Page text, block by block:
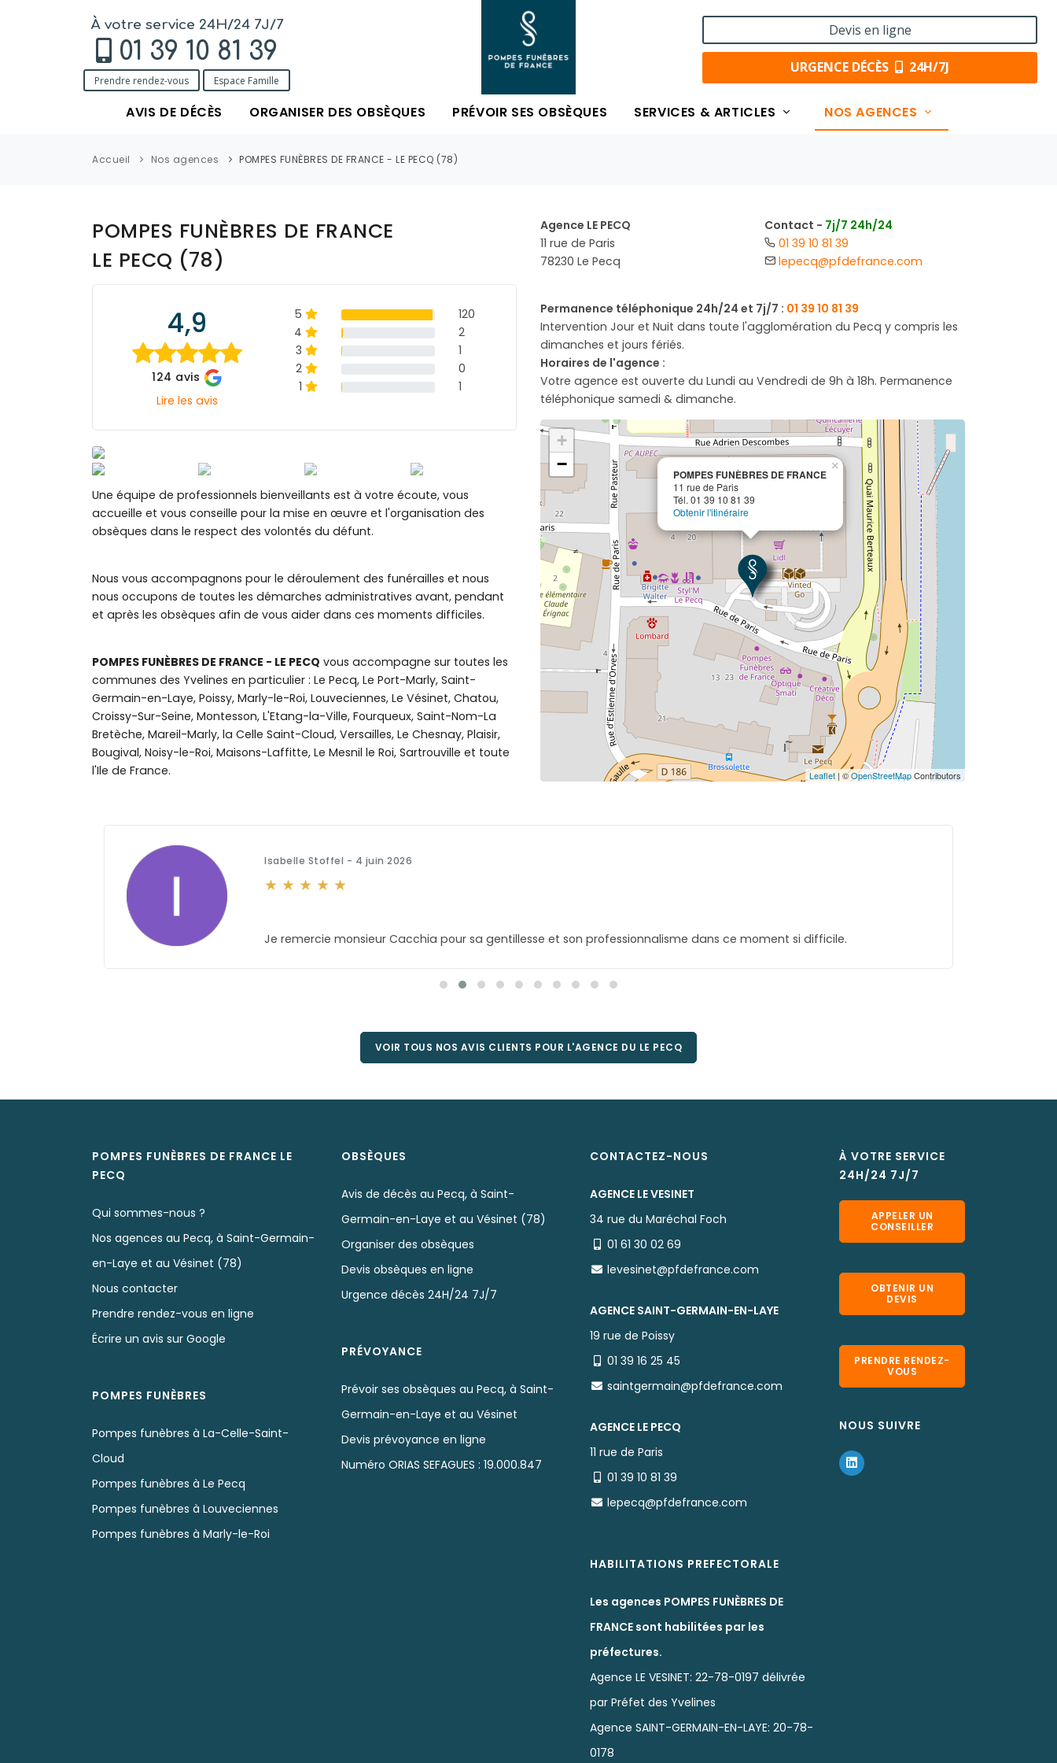
À votre service 24H/24 7J/7
01 39 10 81 39
Prendre rendez-vous Espace Famille
Devis en ligne
URGENCE DÉCÈS 24H/7J
AVIS DE DÉCÈS ORGANISER DES OBSÈQUES PRÉVOIR SES OBSÈQUES SERVICES & ARTICLES NOS AGENCES
Accueil Nos agences POMPES FUNÈBRES DE FRANCE - LE PECQ (78)
POMPES FUNÈBRES DE FRANCE
LE PECQ (78)
4,9
124 avis
Lire les avis
5
120
4
2
3
1
2
0
1
1
Une équipe de professionnels bienveillants est à votre écoute, vous
accueille et vous conseille pour la mise en œuvre et l'organisation des
obsèques dans le respect des volontés du défunt.
Nous vous accompagnons pour le déroulement des funérailles et nous
nous occupons de toutes les démarches administratives avant, pendant
et après les obsèques afin de vous aider dans ces moments difficiles.
POMPES FUNÈBRES DE FRANCE - LE PECQ vous accompagne sur toutes les
communes des Yvelines en particulier : Le Pecq, Le Port-Marly, Saint-
Germain-en-Laye, Poissy, Marly-le-Roi, Louveciennes, Le Vésinet, Chatou,
Croissy-Sur-Seine, Montesson, L'Etang-la-Ville, Fourqueux, Saint-Nom-La
Bretèche, Mareil-Marly, la Celle Saint-Cloud, Versailles, Le Chesnay, Plaisir,
Bougival, Noisy-le-Roi, Maisons-Laffitte, Le Mesnil le Roi, Sartrouville et toute
l'Ile de France.
Agence LE PECQ
11 rue de Paris
78230 Le Pecq
Contact - 7j/7 24h/24
01 39 10 81 39
lepecq@pfdefrance.com
Permanence téléphonique 24h/24 et 7j/7 : 01 39 10 81 39
Intervention Jour et Nuit dans toute l'agglomération du Pecq y compris les
dimanches et jours fériés.
Horaires de l'agence :
Votre agence est ouverte du Lundi au Vendredi de 9h à 18h. Permanence
téléphonique samedi & dimanche.
POMPES FUNÈBRES DE FRANCE
11 rue de Paris
Tél. 01 39 10 81 39
Obtenir l'itinéraire
×
+
−
Leaflet | ©OpenStreetMapContributors
Isabelle Stoffel - 4 juin 2026
Je remercie monsieur Cacchia pour sa gentillesse et son professionnalisme dans ce moment si difficile.
VOIR TOUS NOS AVIS CLIENTS POUR L'AGENCE DU LE PECQ
POMPES FUNÈBRES DE FRANCE LE
PECQ
Qui sommes-nous ?
Nos agences au Pecq, à Saint-Germain-
en-Laye et au Vésinet (78)
Nous contacter
Prendre rendez-vous en ligne
Écrire un avis sur Google
POMPES FUNÈBRES
Pompes funèbres à La-Celle-Saint-
Cloud
Pompes funèbres à Le Pecq
Pompes funèbres à Louveciennes
Pompes funèbres à Marly-le-Roi
OBSÈQUES
Avis de décès au Pecq, à Saint-
Germain-en-Laye et au Vésinet (78)
Organiser des obsèques
Devis obsèques en ligne
Urgence décès 24H/24 7J/7
PRÉVOYANCE
Prévoir ses obsèques au Pecq, à Saint-
Germain-en-Laye et au Vésinet
Devis prévoyance en ligne
Numéro ORIAS SEFAGUES : 19.000.847
CONTACTEZ-NOUS
AGENCE LE VESINET
34 rue du Maréchal Foch
01 61 30 02 69
levesinet@pfdefrance.com
AGENCE SAINT-GERMAIN-EN-LAYE
19 rue de Poissy
01 39 16 25 45
saintgermain@pfdefrance.com
AGENCE LE PECQ
11 rue de Paris
01 39 10 81 39
lepecq@pfdefrance.com
HABILITATIONS PREFECTORALE
Les agences POMPES FUNÈBRES DE
FRANCE sont habilitées par les
préfectures.
Agence LE VESINET: 22-78-0197 délivrée
par Préfet des Yvelines
Agence SAINT-GERMAIN-EN-LAYE: 20-78-
0178
À VOTRE SERVICE
24H/24 7J/7
APPELER UN
CONSEILLER
OBTENIR UN
DEVIS
PRENDRE RENDEZ-
VOUS
NOUS SUIVRE